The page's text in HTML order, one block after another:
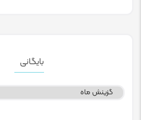
بایگانی
بایگانی